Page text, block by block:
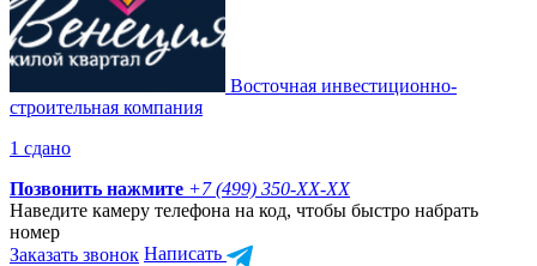
Восточная инвестиционно-
строительная компания
1 сдано
Позвонить нажмите +7 (499) 350-XX-XX
Наведите камеру телефона на код, чтобы быстро набрать
номер
Заказать звонок Написать